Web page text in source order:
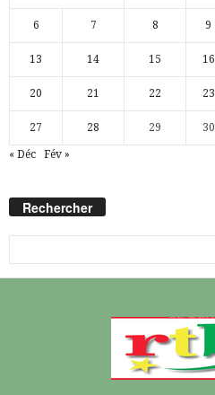
6 7 8 9
13 14 15 16
20 21 22 23
27 28 29 30
« Déc Fév »
Rechercher